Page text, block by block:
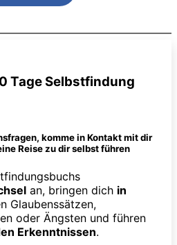
Tage Selbstfindung
komme in Kontakt mit dir
Reise zu dir selbst führen
an, bringen dich in
Glaubenssätzen,
oder Ängsten und führen
Erkenntnissen.